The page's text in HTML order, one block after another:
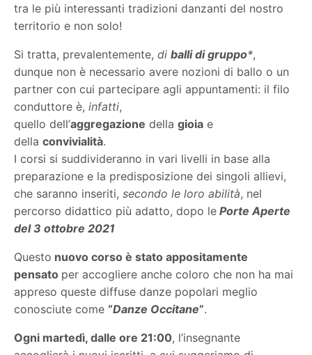
tra le più interessanti tradizioni danzanti del nostro
territorio e non solo!
Si tratta, prevalentemente,diballi di gruppo*,
dunque non è necessario avere nozioni di ballo o un
partner con cui partecipare agli appuntamenti: il filo
conduttore è,infatti,
quello dell’aggregazione dellagioia e
dellaconvivialità.
I corsi si suddivideranno in vari livelli in base alla
preparazione e la predisposizione dei singoli allievi,
che saranno inseriti,secondo le loro abilità, nel
percorso didattico più adatto, dopo le Porte Aperte
del 3 ottobre 2021
Questo nuovo corso è stato appositamente
pensato per accogliere anche coloro che non ha mai
appreso queste diffuse danze popolari meglio
conosciute come “Danze Occitane”.
Ogni martedì, dalle ore 21:00, l’insegnante